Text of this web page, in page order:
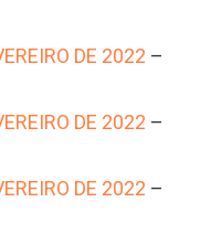
DE 2022 –
DE 2022 –
DE 2022 –